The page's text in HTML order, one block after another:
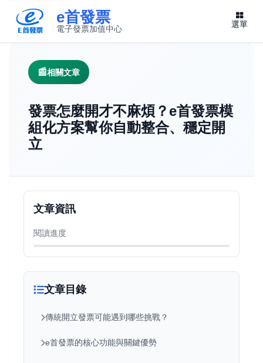
e首發票
電子發票加值中心 選單
相關文章
發票怎麼開才不麻煩？e首發票模
組化方案幫你自動整合、穩定開
立
文章目錄
傳統開立發票可能遇到哪些挑戰？
e首發票的核心功能與關鍵優勢
文章資訊
閱讀進度